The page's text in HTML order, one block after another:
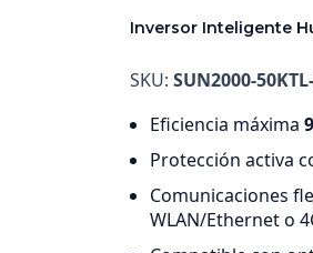
Inversor Inteligente
SKU: SUN2000-
Eficiencia máxima
Protección activa
Comunicaciones
WLAN/Ethernet o